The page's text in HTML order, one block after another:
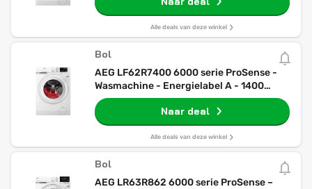
Alle deals van deze winkel
Bol
AEG LF62R7400 6000 serie ProSense -
Wasmachine - Energielabel A - 1400
toeren - 7 kg - NL/FR
Naar deal
Alle deals van deze winkel
Bol
AEG LR63R862 6000 serie ProSense –